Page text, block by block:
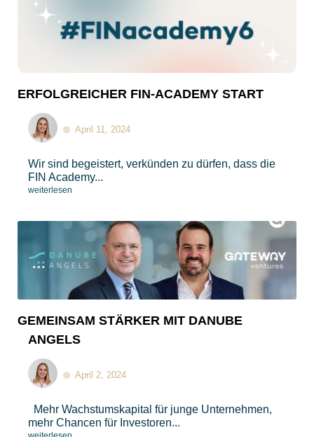
ERFOLGREICHER FIN-ACADEMY START
April 11, 2024
Wir sind begeistert, verkünden zu dürfen, dass die
FIN Academy...
weiterlesen
GEMEINSAM STÄRKER MIT DANUBE
ANGELS
April 2, 2024
Mehr Wachstumskapital für junge Unternehmen,
mehr Chancen für Investoren...